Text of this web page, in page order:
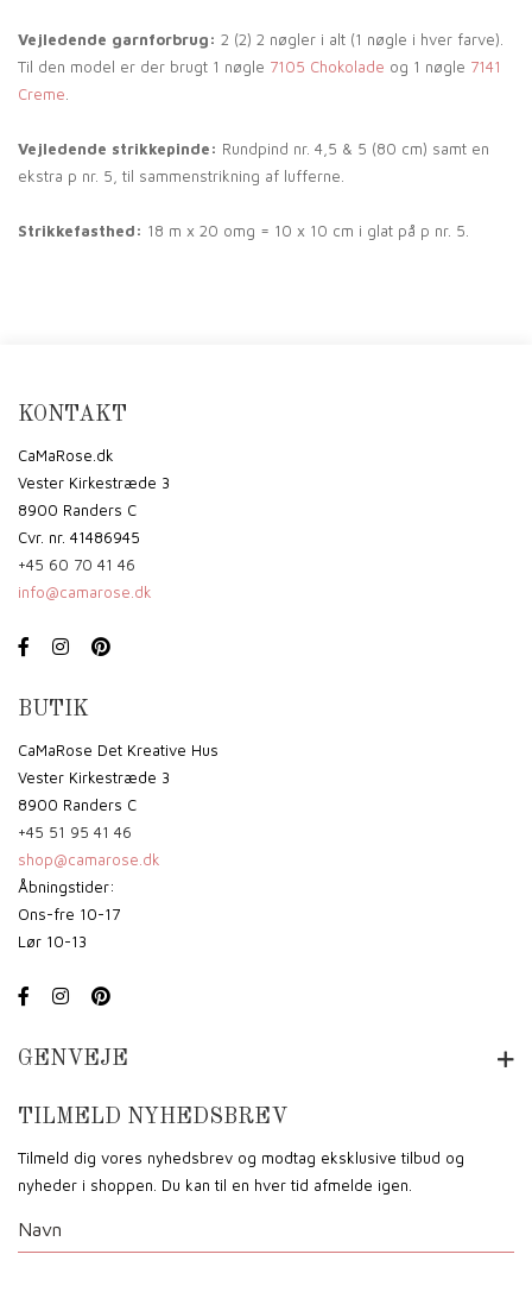
Vejledende garnforbrug: 2 (2) 2 nøgler i alt (1 nøgle i hver farve).
Til den model er der brugt 1 nøgle 7105 Chokolade og 1 nøgle 7141
Creme.
Vejledende strikkepinde: Rundpind nr. 4,5 & 5 (80 cm) samt en
ekstra p nr. 5, til sammenstrikning af lufferne.
Strikkefasthed: 18 m x 20 omg = 10 x 10 cm i glat på p nr. 5.
KONTAKT
CaMaRose.dk
Vester Kirkestræde 3
8900 Randers C
Cvr. nr. 41486945
+45 60 70 41 46
info@camarose.dk
BUTIK
CaMaRose Det Kreative Hus
Vester Kirkestræde 3
8900 Randers C
+45 51 95 41 46
shop@camarose.dk
Åbningstider:
Ons-fre 10-17
Lør 10-13
GENVEJE
TILMELD NYHEDSBREV
Tilmeld dig vores nyhedsbrev og modtag eksklusive tilbud og
nyheder i shoppen. Du kan til en hver tid afmelde igen.